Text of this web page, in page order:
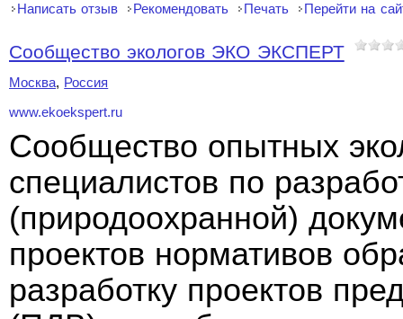
Написать отзыв Рекомендовать Печать Перейти на
Сообщество экологов ЭКО ЭКСПЕРТ
Москва, Россия
www.ekoekspert.ru
Сообщество опытных
специалистов по
(природоохранной)
проектов нормативов
разработку проектов